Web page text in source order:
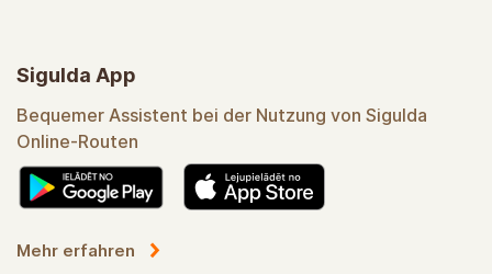
Sigulda App
Bequemer Assistent bei der Nutzung von Sigulda
Online-Routen
Mehr erfahren